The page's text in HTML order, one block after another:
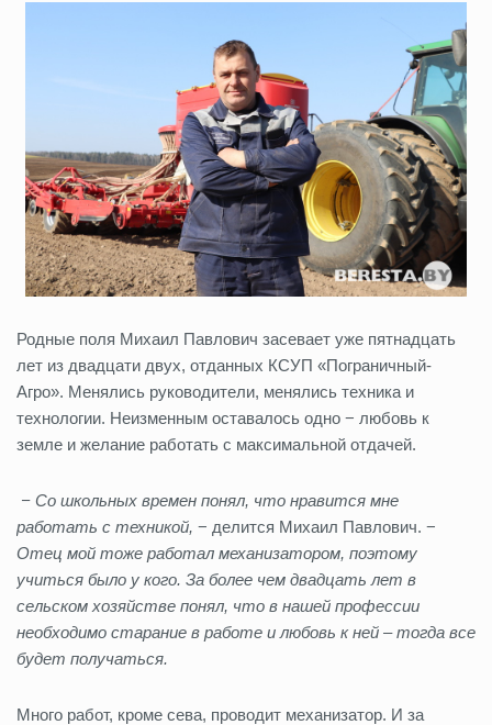
Родные поля Михаил Павлович засевает уже пятнадцать
лет из двадцати двух, отданных КСУП «Пограничный-
Агро». Менялись руководители, менялись техника и
технологии. Неизменным оставалось одно − любовь к
земле и желание работать с максимальной отдачей.
− Со школьных времен понял, что нравится мне
работать с техникой, − делится Михаил Павлович. −
Отец мой тоже работал механизатором, поэтому
учиться было у кого. За более чем двадцать лет в
сельском хозяйстве понял, что в нашей профессии
необходимо старание в работе и любовь к ней – тогда все
будет получаться.
Много работ, кроме сева, проводит механизатор. И за